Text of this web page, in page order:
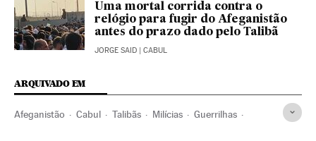
Uma mortal corrida contra o
relógio para fugir do Afeganistão
antes do prazo dado pelo Talibã
JORGE SAID | CABUL
ARQUIVADO EM
Afeganistão Cabul Talibãs Milícias Guerrilhas